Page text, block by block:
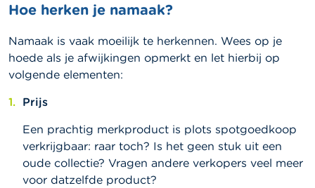
Hoe herken je namaak?
Namaak is vaak moeilijk te herkennen. Wees op je
hoede als je afwijkingen opmerkt en let hierbij op
volgende elementen:
Prijs
Een prachtig merkproduct is plots spotgoedkoop
verkrijgbaar: raar toch? Is het geen stuk uit een
oude collectie? Vragen andere verkopers veel meer
voor datzelfde product?